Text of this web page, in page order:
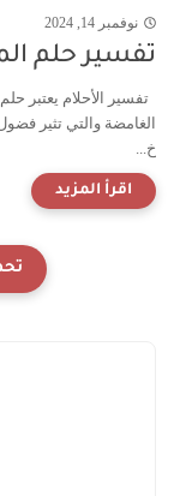
الميت
يعتبر حلم رؤية الميت
تثير فضول الكثيرين،